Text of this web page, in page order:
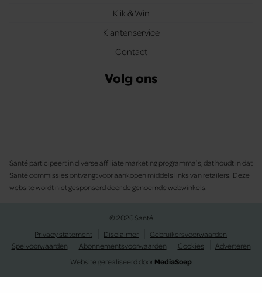
Klik & Win
Klantenservice
Contact
Volg ons
Santé participeert in diverse affiliate marketing programma’s, dat houdt in dat
Santé commissies ontvangt voor aankopen middels links van retailers. Deze
website wordt niet gesponsord door de genoemde webwinkels.
© 2026 Santé
Privacy statement
Disclaimer
Gebruikersvoorwaarden
Spelvoorwaarden
Abonnementsvoorwaarden Cookies
Adverteren
Website gerealiseerd doorMediaSoep